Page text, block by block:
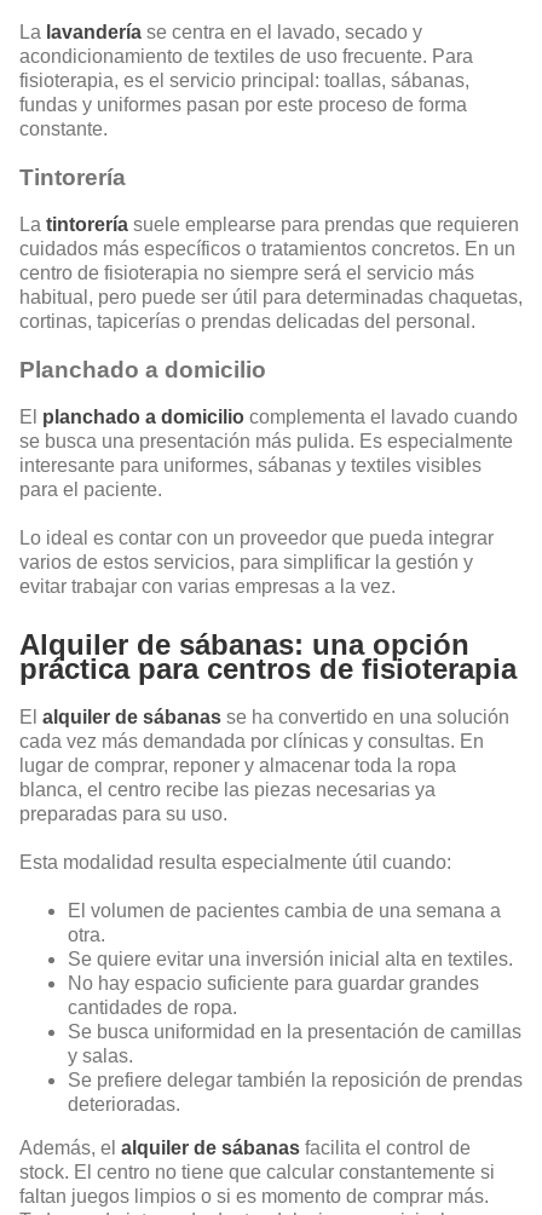
La lavandería se centra en el lavado, secado y
acondicionamiento de textiles de uso frecuente. Para
fisioterapia, es el servicio principal: toallas, sábanas,
fundas y uniformes pasan por este proceso de forma
constante.
Tintorería
La tintorería suele emplearse para prendas que requieren
cuidados más específicos o tratamientos concretos. En un
centro de fisioterapia no siempre será el servicio más
habitual, pero puede ser útil para determinadas chaquetas,
cortinas, tapicerías o prendas delicadas del personal.
Planchado a domicilio
El planchado a domicilio complementa el lavado cuando
se busca una presentación más pulida. Es especialmente
interesante para uniformes, sábanas y textiles visibles
para el paciente.
Lo ideal es contar con un proveedor que pueda integrar
varios de estos servicios, para simplificar la gestión y
evitar trabajar con varias empresas a la vez.
Alquiler de sábanas: una opción
práctica para centros de fisioterapia
El alquiler de sábanas se ha convertido en una solución
cada vez más demandada por clínicas y consultas. En
lugar de comprar, reponer y almacenar toda la ropa
blanca, el centro recibe las piezas necesarias ya
preparadas para su uso.
Esta modalidad resulta especialmente útil cuando:
El volumen de pacientes cambia de una semana a
otra.
Se quiere evitar una inversión inicial alta en textiles.
No hay espacio suficiente para guardar grandes
cantidades de ropa.
Se busca uniformidad en la presentación de camillas
y salas.
Se prefiere delegar también la reposición de prendas
deterioradas.
Además, el alquiler de sábanas facilita el control de
stock. El centro no tiene que calcular constantemente si
faltan juegos limpios o si es momento de comprar más.